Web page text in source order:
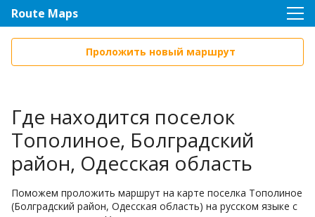
Route Maps
Проложить новый маршрут
Где находится поселок
Тополиное, Болградский
район, Одесская область
Поможем проложить маршрут на карте поселка Тополиное
(Болградский район, Одесская область) на русском языке с